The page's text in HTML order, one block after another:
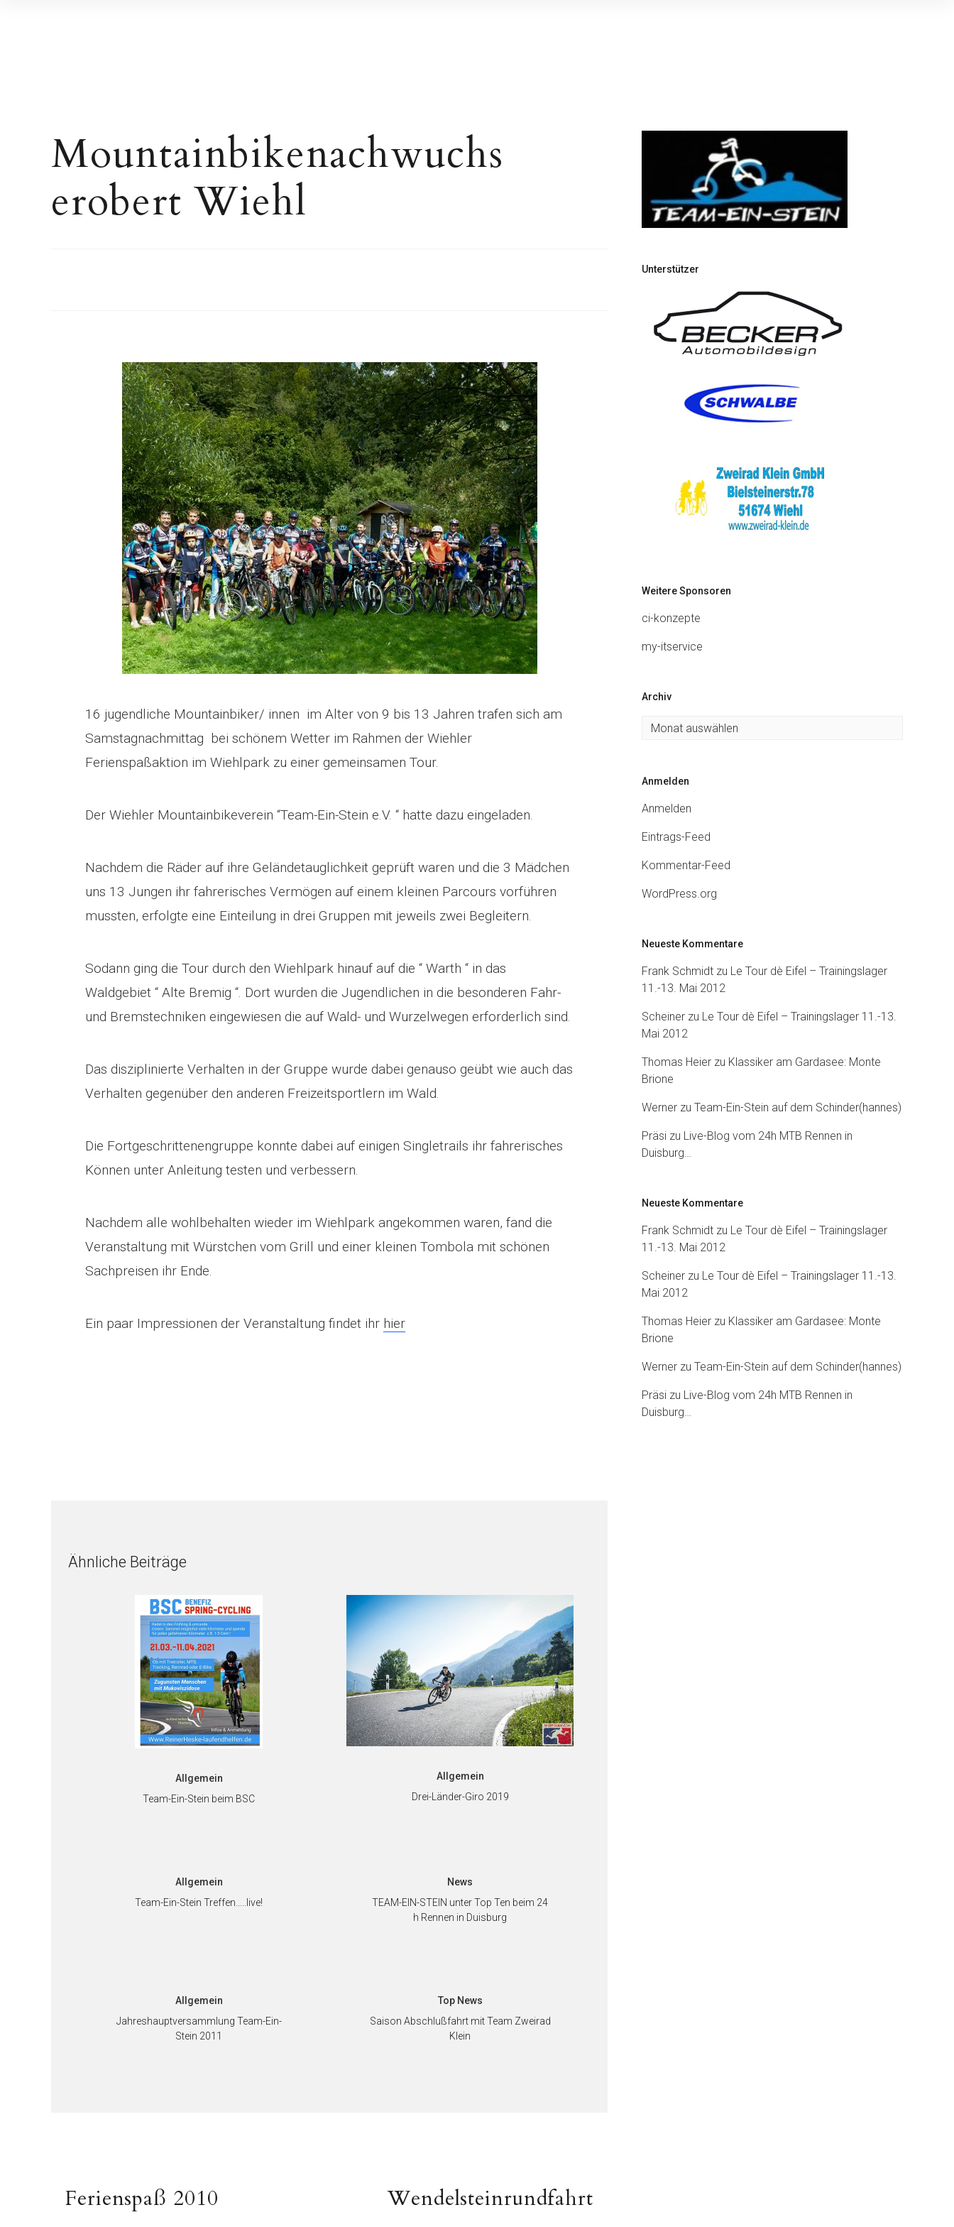
Mountainbikenachwuchs
erobert Wiehl
16 jugendliche Mountainbiker/ innen im Alter von 9 bis 13 Jahren trafen sich am
Samstagnachmittag bei schönem Wetter im Rahmen der Wiehler
Ferienspaßaktion im Wiehlpark zu einer gemeinsamen Tour.
Der Wiehler Mountainbikeverein “Team-Ein-Stein e.V. “ hatte dazu eingeladen.
Nachdem die Räder auf ihre Geländetauglichkeit geprüft waren und die 3 Mädchen
uns 13 Jungen ihr fahrerisches Vermögen auf einem kleinen Parcours vorführen
mussten, erfolgte eine Einteilung in drei Gruppen mit jeweils zwei Begleitern.
Sodann ging die Tour durch den Wiehlpark hinauf auf die “ Warth “ in das
Waldgebiet “ Alte Bremig “. Dort wurden die Jugendlichen in die besonderen Fahr-
und Bremstechniken eingewiesen die auf Wald- und Wurzelwegen erforderlich sind.
Das disziplinierte Verhalten in der Gruppe wurde dabei genauso geübt wie auch das
Verhalten gegenüber den anderen Freizeitsportlern im Wald.
Die Fortgeschrittenengruppe konnte dabei auf einigen Singletrails ihr fahrerisches
Können unter Anleitung testen und verbessern.
Nachdem alle wohlbehalten wieder im Wiehlpark angekommen waren, fand die
Veranstaltung mit Würstchen vom Grill und einer kleinen Tombola mit schönen
Sachpreisen ihr Ende.
Ein paar Impressionen der Veranstaltung findet ihr hier
Ähnliche Beiträge
Allgemein
Team-Ein-Stein beim BSC
Allgemein
Drei-Länder-Giro 2019
Allgemein
Team-Ein-Stein Treffen…..live!
News
TEAM-EIN-STEIN unter Top Ten beim 24
h Rennen in Duisburg
Allgemein
Jahreshauptversammlung Team-Ein-
Stein 2011
Top News
Saison Abschlußfahrt mit Team Zweirad
Klein
Beitragsnavigation
Nächster
Wendelsteinrundfahrt
Vorheriger
Ferienspaß 2010
Unterstützer
Weitere Sponsoren
ci-konzepte
my-itservice
Archiv
Archiv
Anmelden
Anmelden
Eintrags-Feed
Kommentar-Feed
WordPress.org
Neueste Kommentare
Frank Schmidt zu Le Tour dè Eifel – Trainingslager
11.-13. Mai 2012
Scheiner zu Le Tour dè Eifel – Trainingslager 11.-13.
Mai 2012
Thomas Heier zu Klassiker am Gardasee: Monte
Brione
Werner zuTeam-Ein-Stein auf dem Schinder(hannes)
Präsi zu Live-Blog vom 24h MTB Rennen in
Duisburg…
Neueste Kommentare
Frank Schmidt zu Le Tour dè Eifel – Trainingslager
11.-13. Mai 2012
Scheiner zu Le Tour dè Eifel – Trainingslager 11.-13.
Mai 2012
Thomas Heier zu Klassiker am Gardasee: Monte
Brione
Werner zuTeam-Ein-Stein auf dem Schinder(hannes)
Präsi zu Live-Blog vom 24h MTB Rennen in
Duisburg…